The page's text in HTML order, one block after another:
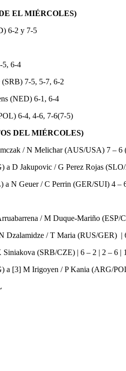
EL MIÉRCOLES)
6-2 y 7-5
5, 6-4
7-5, 5-7, 6-2
(NED) 6-1, 6-4
6-4, 4-6, 7-6(7-5)
DEL MIÉRCOLES)
/ N Melichar (AUS/USA) 7 – 6
a D Jakupovic / G Perez Rojas
N Geuer / C Perrin (GER/SUI) 4 –
/ M Duque-Mariño
Dzalamidze / T Maria (RUS/GER) |
(SRB/CZE) | 6 – 2 | 2 – 6 |
a [3] M Irigoyen / P Kania (ARG/